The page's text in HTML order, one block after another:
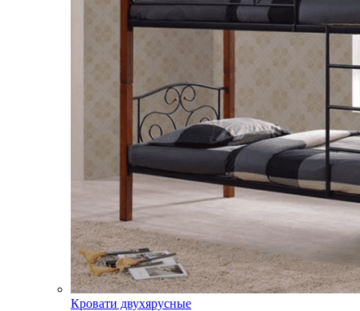
Кровати двухярусные